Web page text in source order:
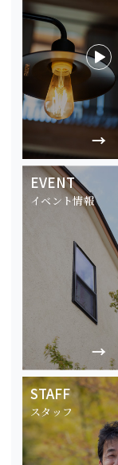
EVENT
イベント情報
STAFF
スタッフ